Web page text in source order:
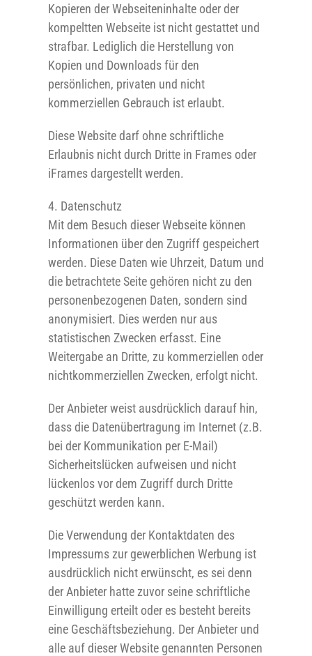
Kopieren der Webseiteninhalte oder der
kompeltten Webseite ist nicht gestattet und
strafbar. Lediglich die Herstellung von
Kopien und Downloads für den
persönlichen, privaten und nicht
kommerziellen Gebrauch ist erlaubt.
Diese Website darf ohne schriftliche
Erlaubnis nicht durch Dritte in Frames oder
iFrames dargestellt werden.
4. Datenschutz
Mit dem Besuch dieser Webseite können
Informationen über den Zugriff gespeichert
werden. Diese Daten wie Uhrzeit, Datum und
die betrachtete Seite gehören nicht zu den
personenbezogenen Daten, sondern sind
anonymisiert. Dies werden nur aus
statistischen Zwecken erfasst. Eine
Weitergabe an Dritte, zu kommerziellen oder
nichtkommerziellen Zwecken, erfolgt nicht.
Der Anbieter weist ausdrücklich darauf hin,
dass die Datenübertragung im Internet (z.B.
bei der Kommunikation per E-Mail)
Sicherheitslücken aufweisen und nicht
lückenlos vor dem Zugriff durch Dritte
geschützt werden kann.
Die Verwendung der Kontaktdaten des
Impressums zur gewerblichen Werbung ist
ausdrücklich nicht erwünscht, es sei denn
der Anbieter hatte zuvor seine schriftliche
Einwilligung erteilt oder es besteht bereits
eine Geschäftsbeziehung. Der Anbieter und
alle auf dieser Website genannten Personen